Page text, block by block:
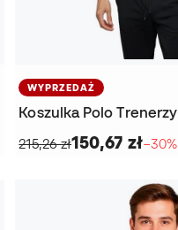
WYPRZEDAŻ
215,26 zł150,67 zł−30%